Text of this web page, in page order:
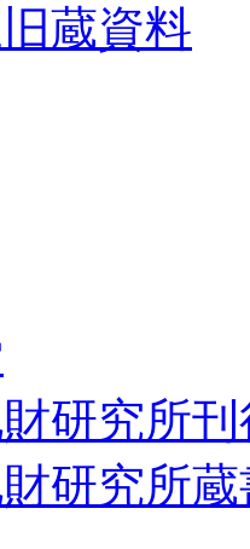
蔵資料
研究所
研究所